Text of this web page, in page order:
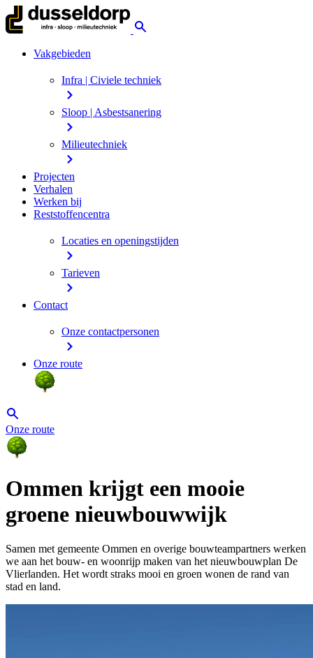
Vakgebieden
Infra | Civiele techniek
Sloop | Asbestsanering
Milieutechniek
Projecten
Verhalen
Werken bij
Reststoffencentra
Locaties en openingstijden
Tarieven
Contact
Onze contactpersonen
Onze route
Onze route
Ommen krijgt een mooie
groene nieuwbouwwijk
Samen met gemeente Ommen en overige bouwteampartners werken
we aan het bouw- en woonrijp maken van het nieuwbouwplan De
Vlierlanden. Het wordt straks mooi en groen wonen de rand van
stad en land.